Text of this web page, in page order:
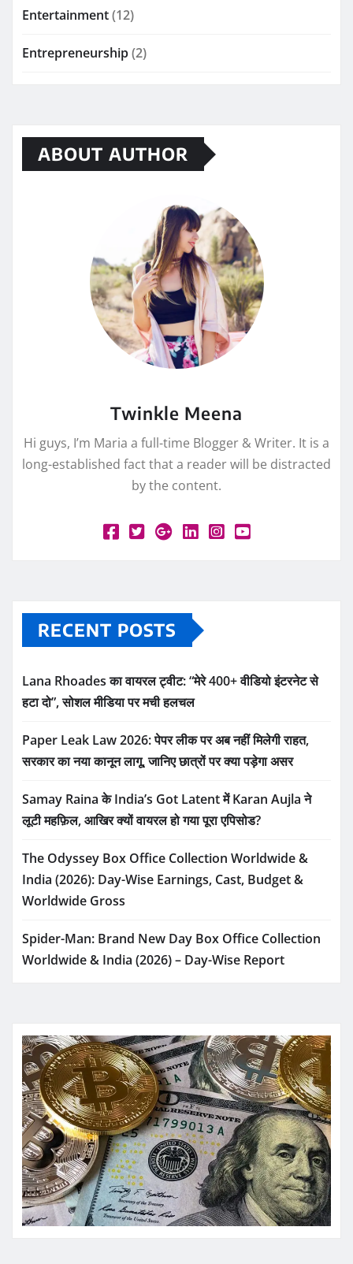
Entertainment(12)
Entrepreneurship(2)
ABOUT AUTHOR
Twinkle Meena
Hi guys, I’m Maria a full-time Blogger & Writer. It is a
long-established fact that a reader will be distracted
by the content.
RECENT POSTS
Lana Rhoades का वायरल ट्वीट: “मेरे 400+ वीडियो इंटरनेट से
हटा दो”, सोशल मीडिया पर मची हलचल
Paper Leak Law 2026: पेपर लीक पर अब नहीं मिलेगी राहत,
सरकार का नया कानून लागू, जानिए छात्रों पर क्या पड़ेगा असर
Samay Raina के India’s Got Latent में Karan Aujla ने
लूटी महफ़िल, आखिर क्यों वायरल हो गया पूरा एपिसोड?
The Odyssey Box Office Collection Worldwide &
India (2026): Day-Wise Earnings, Cast, Budget &
Worldwide Gross
Spider-Man: Brand New Day Box Office Collection
Worldwide & India (2026) – Day-Wise Report